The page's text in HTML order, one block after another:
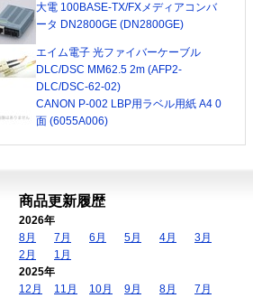
大電 100BASE-TX/FXメディアコンバ
ータ DN2800GE (DN2800GE)
エイム電子 光ファイバーケーブル
DLC/DSC MM62.5 2m (AFP2-
DLC/DSC-62-02)
CANON P-002 LBP用ラベル用紙 A4 0
面 (6055A006)
商品更新履歴
2026年
8月
7月 6月 5月 4月
3月
2月
1月
2025年
12月
11月 10月 9月 8月
7月